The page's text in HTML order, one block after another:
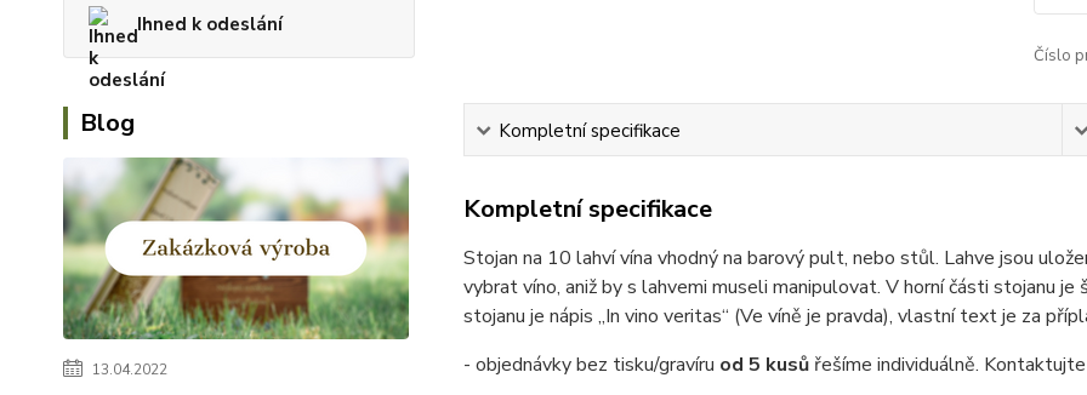
Ihned k odeslání
Blog
13.04.2022
Číslo
Kompletní specifikace
Kompletní specifikace
Stojan na 10 lahví vína vhodný na barový pult, nebo stůl. Lahve jsou
vybrat víno, aniž by s lahvemi museli manipulovat. V horní části stojanu
stojanu je nápis „In vino veritas“ (Ve víně je pravda), vlastní text je za
- objednávky bez tisku/gravíru od 5 kusůřešíme individuálně.